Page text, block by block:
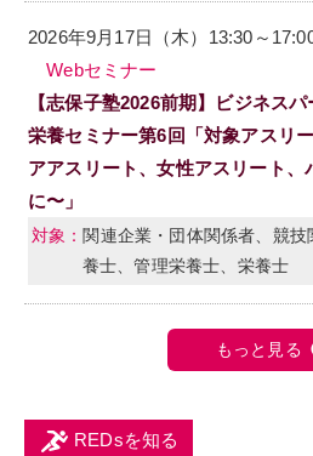
2026年9月17日（木）13:30～
Webセミナー
【志保子塾2026前期】ビジネス
栄養セミナー第6回「対象アスリ
アアスリート、女性アスリート、
に〜」
関連企業・団体関係者、競
養士、管理栄養士、栄養士
もっと見る
REDsを知る